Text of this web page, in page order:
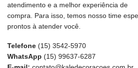
atendimento e a melhor experiência de
compra. Para isso, temos nosso time
prontos à atender você.
Telefone (15) 3542-5970
WhatsApp (15) 99637-6287